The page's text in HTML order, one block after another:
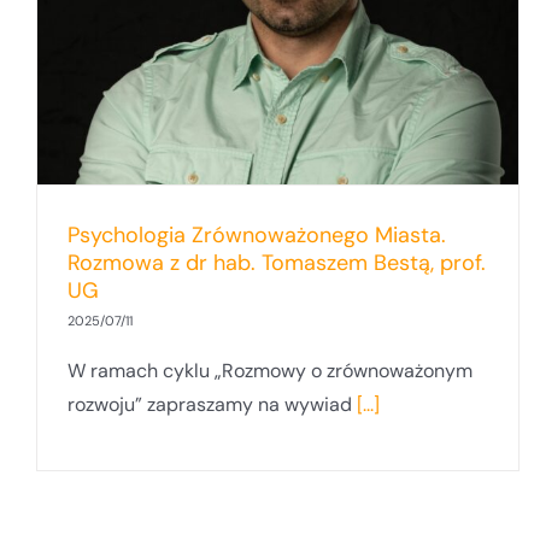
Psychologia Zrównoważonego Miasta.
Rozmowa z dr hab. Tomaszem Bestą, prof.
UG
2025/07/11
W ramach cyklu „Rozmowy o zrównoważonym
rozwoju” zapraszamy na wywiad [...]
Rozmowa z dr hab. Tomaszem Bestą,
prof. UG